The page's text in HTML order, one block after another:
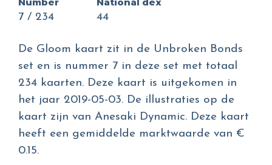
7 / 234
44
De Gloom kaart zit in de Unbroken Bonds
set en is nummer 7 in deze set met totaal
234 kaarten. Deze kaart is uitgekomen in
het jaar 2019-05-03. De illustraties op de
kaart zijn van Anesaki Dynamic. Deze kaart
heeft een gemiddelde marktwaarde van €
0.15.